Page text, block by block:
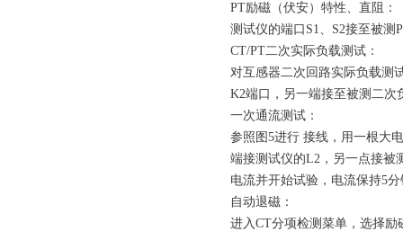
PT励磁（伏安）特性、直阻：
测试仪的端口S1、S2接至被测
CT/PT二次实际负载测试：
对互感器二次回路实际负载测
K2端口，另一端接至被测二次
一次通流测试：
参照图5进行 接线，用一根大
端接测试仪的L2，另一点接被
电流并开始试验，电流保持5分
自动退磁：
进入CT分项检测菜单，选择